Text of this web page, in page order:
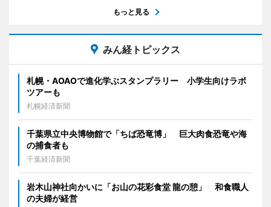
もっと見る
みん経トピックス
札幌・AOAOで進化学ぶスタンプラリー 小学生向けラボ
ツアーも
札幌経済新聞
千葉県立中央博物館で「ちば恐竜博」 巨大肉食恐竜や海
の捕食者も
千葉経済新聞
岩木山神社向かいに「お山の花彩食堂 龍の憩」 和食職人
の夫婦が経営